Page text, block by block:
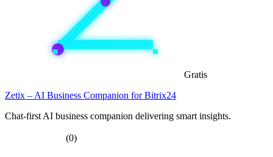
Gratis
Zetix – AI Business Companion for Bitrix24
Chat-first AI business companion delivering smart insights.
(0)